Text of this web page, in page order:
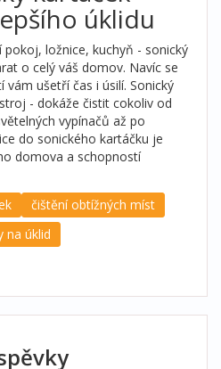
úklidu
pokoj, ložnice, kuchyň - sonický
o celý váš domov. Navíc se
vám ušetří čas i úsilí. Sonický
- dokáže čistit cokoliv od
vypínačů až po
do sonického kartáčku je
domova a schopností
čištění obtížných míst
na úklid